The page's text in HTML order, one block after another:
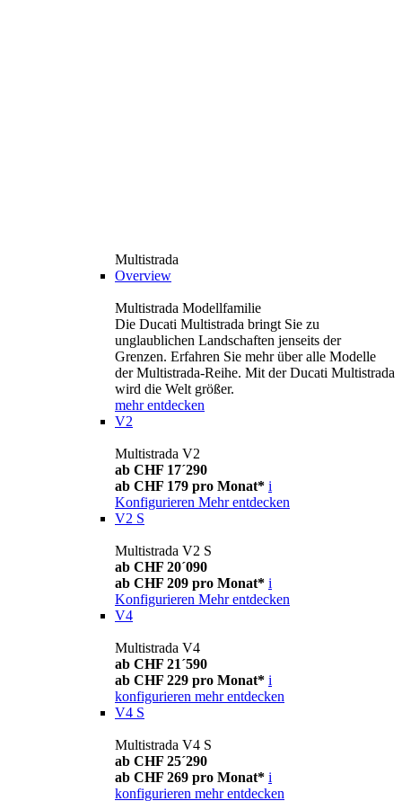
Multistrada
Overview
Multistrada Modellfamilie
Die Ducati Multistrada bringt Sie zu
unglaublichen Landschaften jenseits der
Grenzen. Erfahren Sie mehr über alle Modelle
der Multistrada-Reihe. Mit der Ducati Multistrada
wird die Welt größer.
mehr entdecken
V2
Multistrada V2
ab CHF 17´290
ab CHF 179 pro Monat* i
Konfigurieren Mehr entdecken
V2 S
Multistrada V2 S
ab CHF 20´090
ab CHF 209 pro Monat* i
Konfigurieren Mehr entdecken
V4
Multistrada V4
ab CHF 21´590
ab CHF 229 pro Monat* i
konfigurieren mehr entdecken
V4 S
Multistrada V4 S
ab CHF 25´290
ab CHF 269 pro Monat* i
konfigurieren mehr entdecken